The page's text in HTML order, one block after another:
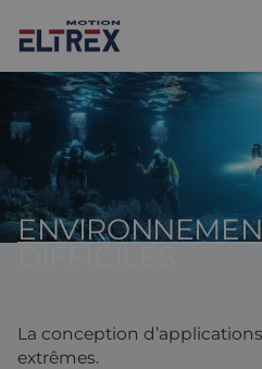
Nos solutions
Entraînements et
Agroalimentaire
Projects
La conception
extrêmes.